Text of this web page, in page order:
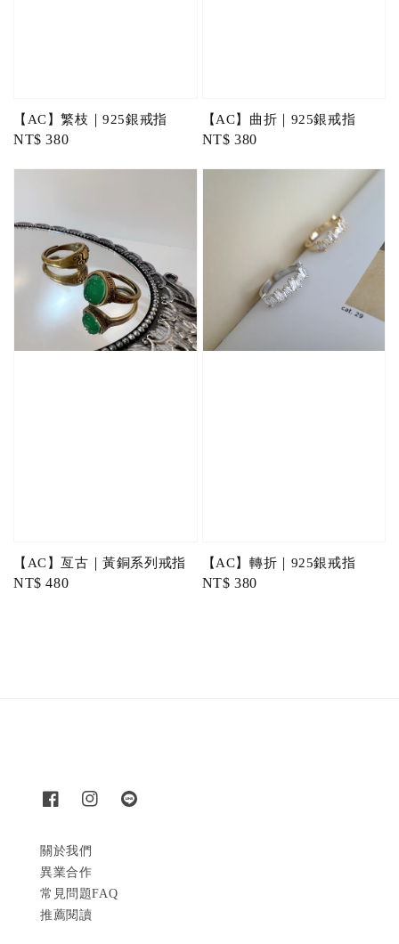
【AC】繁枝｜925銀戒指
Regular
NT$ 380
【AC】曲折｜925銀戒指
Regular
NT$ 380
【AC】亙古｜黃銅系列戒指
Regular
NT$ 480
【AC】轉折｜925銀戒指
Regular
NT$ 380
關於我們
異業合作
常見問題FAQ
推薦閱讀